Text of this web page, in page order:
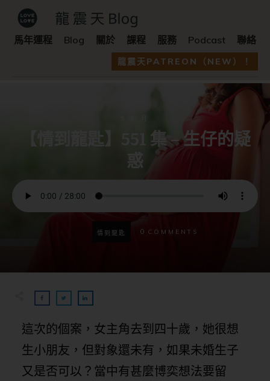
馬年運程 Blog 關於 課程 服務 Podcast 聯絡
龍震天PATREON（NEW）！
【情到龍匙】551 集 – 生仔的疑
惑
情到龍匙 0 COMMENTS
這次的個案，女主角去到四十歲，她很想
生小朋友，但對象還未有，如果未婚生子
又是否可以？當中有甚麼博奕想法要留